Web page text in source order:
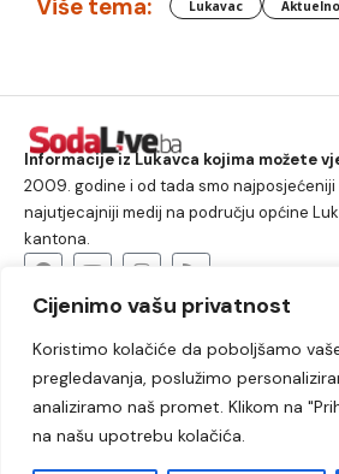
Cijenimo vašu privatnost
Koristimo kolačiće da poboljšamo
pregledavanja, poslužimo
analiziramo naš promet. Klikom na
na našu upotrebu kolačića.
Više tema: Lukavac
Informacije iz Lukavca kojima možete
2009. godine i od tada smo
najutjecajniji medij na području općine
kantona.
Lukavac Društvo Crna hronika
Kultura
Kolumne Slobodno